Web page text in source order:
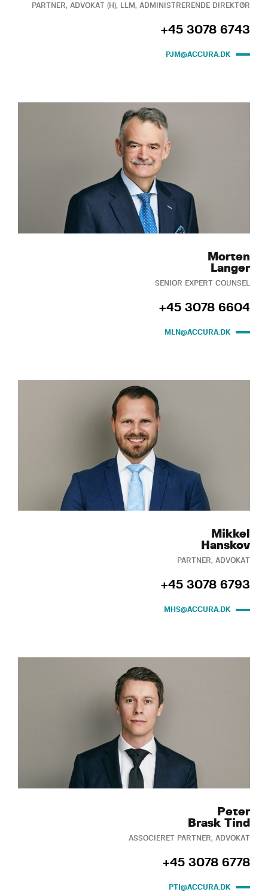
PARTNER, ADVOKAT (H), LLM, ADMINISTRERENDE DIREKTØR
+45 3078 6743
PJM@ACCURA.DK
Morten
Langer
SENIOR EXPERT COUNSEL
+45 3078 6604
MLN@ACCURA.DK
Mikkel
Hanskov
PARTNER, ADVOKAT
+45 3078 6793
MHS@ACCURA.DK
Peter
Brask Tind
ASSOCIERET PARTNER, ADVOKAT
+45 3078 6778
PTI@ACCURA.DK